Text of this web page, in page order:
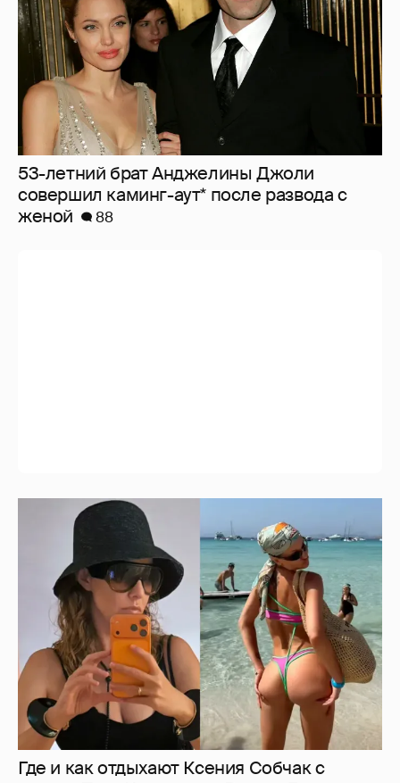
53-летний брат Анджелины Джоли
совершил каминг-аут* после развода с
женой
88
Где и как отдыхают Ксения Собчак с
сыном, Тина Канделаки, Рената Литвинова
и экс-возлюбленные олигархов
54